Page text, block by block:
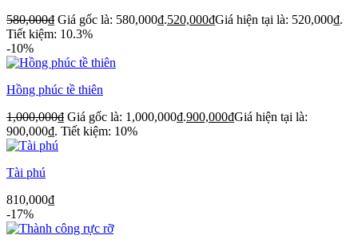
580,000₫ Giá gốc là: 580,000₫.520,000₫Giá hiện tại là: 520,000₫.
Tiết kiệm: 10.3%
-10%
Hồng phúc tề thiên
1,000,000₫ Giá gốc là: 1,000,000₫.900,000₫Giá hiện tại là:
900,000₫. Tiết kiệm: 10%
Tài phú
810,000₫
-17%